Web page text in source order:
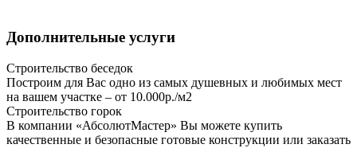
Дополнительные услуги
Строительство беседок
Построим для Вас одно из самых душевных и любимых мест
на вашем участке – от 10.000р./м2
Строительство горок
В компании «АбсолютМастер» Вы можете купить
качественные и безопасные готовые конструкции или заказать